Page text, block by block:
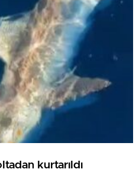
kurtarıldı